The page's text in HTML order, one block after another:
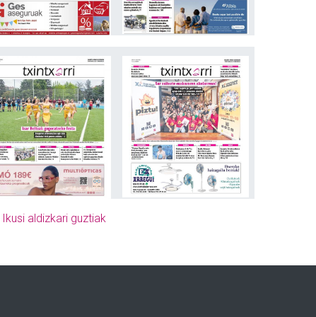
Ikusi aldizkari guztiak